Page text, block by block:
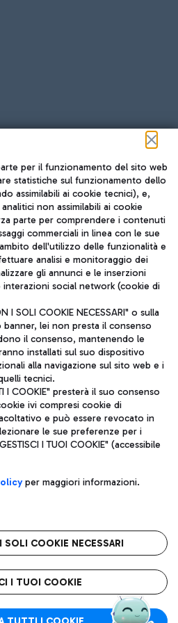
e approfitta della vicinanza
più facile spostarsi
di Fiumicino da Roma
raggiungere l'aeroporto
pensieri con il servizio di taxi a
una pausa gustosa in aeroporto
JOURNAL
ITA
soggetta a direzione e
Imprese di Roma 13032990155 P.
int. vers.
1 - 00054 Fiumicino (RM)
Note legali
Roma FCO
stellato
per il funzionamento del sito web
statistiche sul funzionamento dello
assimilabili ai cookie tecnici), e,
non assimilabili ai cookie
parte per comprendere i contenuti
commerciali in linea con le sue
dell'utilizzo delle funzionalità e
analisi e monitoraggio dei
gli annunci e le inserzioni
social network (cookie di
I SOLI COOKIE NECESSARI" o sulla
lei non presta il consenso
il consenso, mantenendo le
installati sul suo dispositivo
alla navigazione sul sito web e i
tecnici.
I COOKIE" presterà il suo consenso
ivi compresi cookie di
e può essere revocato in
le sue preferenze per i
I TUOI COOKIE" (accessibile
per maggiori informazioni.
SOLI COOKIE NECESSARI
I TUOI COOKIE